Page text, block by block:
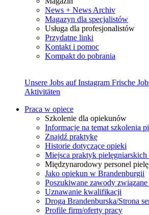
News + News Archiv
Magazyn dla specjalistów
Usługa dla profesjonalistów
Przydatne linki
Kontakt i pomoc
Kompakt do pobrania
Unsere Jobs auf Instagram Frische
Aktivitäten
Praca w opiece
Szkolenie dla opiekunów
Informacje na temat szkolenia
Znajdź praktykę
Historie dotyczące opieki
Miejsca praktyk
Międzynarodowy personel
Jako opiekun w Brandenburgii
Poszukiwane zawody związane
Uznawanie kwalifikacji
Droga Brandenburska/Strona
Profile firm/oferty pracy